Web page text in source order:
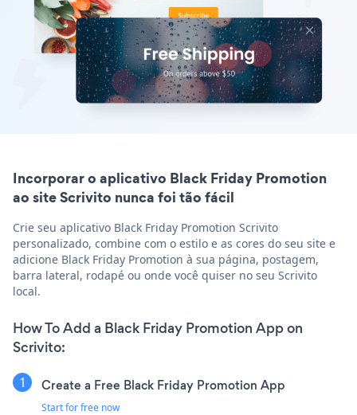
Incorporar o aplicativo Black Friday Promotion
ao site Scrivito nunca foi tão fácil
Crie seu aplicativo Black Friday Promotion Scrivito
personalizado, combine com o estilo e as cores do seu site e
adicione Black Friday Promotion à sua página, postagem,
barra lateral, rodapé ou onde você quiser no seu Scrivito
local.
How To Add a Black Friday Promotion App on
Scrivito:
Create a Free Black Friday Promotion App
Start for free now